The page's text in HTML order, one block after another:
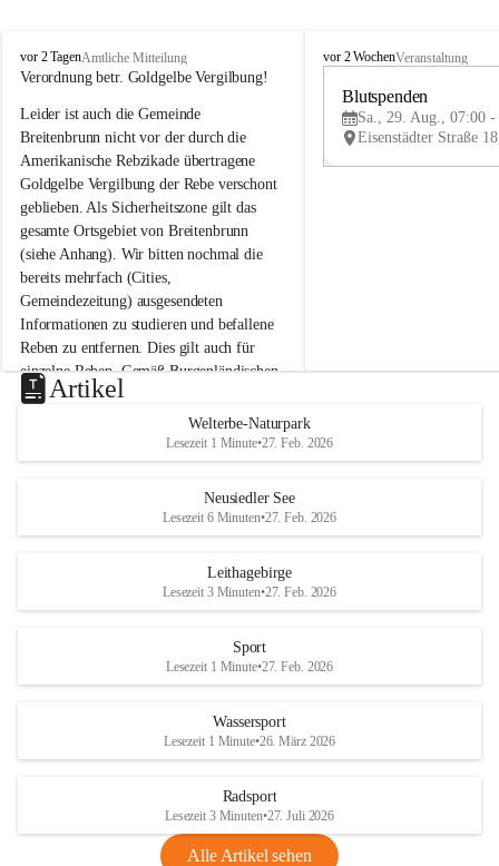
B
r
i
t
e
n
b
r
u
n
n
a
m
N
e
u
s
d
S
vor 2 TagenAmtliche Mitteilung
Verordnung betr. Goldgelbe Vergilbung!
Leider ist auch die Gemeinde
Breitenbrunn nicht vor der durch die
Amerikanische Rebzikade übertragene
Goldgelbe Vergilbung der Rebe verschont
geblieben. Als Sicherheitszone gilt das
gesamte Ortsgebiet von Breitenbrunn
(siehe Anhang). Wir bitten nochmal die
bereits mehrfach (Cities,
Gemeindezeitung) ausgesendeten
Informationen zu studieren und befallene
Reben zu entfernen. Dies gilt auch für
einzelne Reben. Gemäß Burgenländischen
Weinbaugesetz sind nicht gepflegte oder
unzulässige Weingärten zu roden! Bitte
helfen wir zusammen um unsere Winzer
vor den prognostizierten Ernteausfällen
und den daraus folgenden wirtschaftlichen
Maßnahmen zur Bekämpfung
Rebe und der Amerikanischen
Anhang VBl. EU Nr. 18
1 Seite•1,4 MB
VBl. EU Nr. 18_2026
B
e
u
e
d
r
S
vor 2 WochenVeranstaltung
Blutspenden
Sa., 29. Aug., 07:00 -
Artikel
Welterbe-Naturpark
Lesezeit 1 Minute•27. Feb. 2026
Neusiedler See
Lesezeit 6 Minuten•27. Feb. 2026
Leithagebirge
Lesezeit 3 Minuten•27. Feb. 2026
Sport
Lesezeit 1 Minute•27. Feb. 2026
Wassersport
Lesezeit 1 Minute•26. März 2026
Radsport
Lesezeit 3 Minuten•27. Juli 2026
Alle Artikel sehen